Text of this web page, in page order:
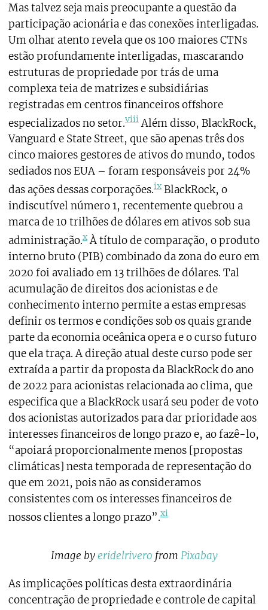
Mas talvez seja mais preocupante a questão da
participação acionária e das conexões interligadas.
Um olhar atento revela que os 100 maiores CTNs
estão profundamente interligadas, mascarando
estruturas de propriedade por trás de uma
complexa teia de matrizes e subsidiárias
registradas em centros financeiros offshore
especializados no setor.viiiAlém disso, BlackRock,
Vanguard e State Street, que são apenas três dos
cinco maiores gestores de ativos do mundo, todos
sediados nos EUA – foram responsáveis por 24%
das ações dessas corporações.ixBlackRock, o
indiscutível número 1, recentemente quebrou a
marca de 10 trilhões de dólares em ativos sob sua
administração.xÀ título de comparação, o produto
interno bruto (PIB) combinado da zona do euro em
2020 foi avaliado em 13 trilhões de dólares. Tal
acumulação de direitos dos acionistas e de
conhecimento interno permite a estas empresas
definir os termos e condições sob os quais grande
parte da economia oceânica opera e o curso futuro
que ela traça. A direção atual deste curso pode ser
extraída a partir da proposta da BlackRock do ano
de 2022 para acionistas relacionada ao clima, que
especifica que a BlackRock usará seu poder de voto
dos acionistas autorizados para dar prioridade aos
interesses financeiros de longo prazo e, ao fazê-lo,
“apoiará proporcionalmente menos [propostas
climáticas] nesta temporada de representação do
que em 2021, pois não as consideramos
consistentes com os interesses financeiros de
nossos clientes a longo prazo”.xi
Image byeridelrivero from Pixabay
As implicações políticas desta extraordinária
concentração de propriedade e controle de capital